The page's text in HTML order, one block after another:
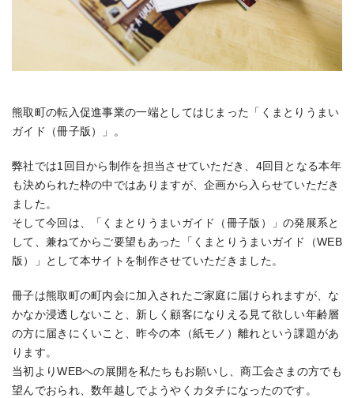
熊取町の転入促進事業の一端としてはじまった「くまとりうまい
ガイド（冊子版）」。
弊社では1回目から制作を担当させていただき、4回目となる本年
も決められた枠の中ではありますが、企画から入らせていただき
ました。
そして今回は、「くまとりうまいガイド（冊子版）」の発展系と
して、兼ねてからご要望もあった「くまとりうまいガイド（WEB
版）」として本サイトを制作させていただきました。
冊子は熊取町の町内会に加入されたご家庭に届けられますが、な
かなか浸透しないこと、新しく顧客になりえる見て欲しい年齢層
の方に届きにくいこと、昨今の本（紙モノ）離れという課題があ
ります。
当初よりWEBへの展開を私たちもお願いし、商工会さまの方でも
望んでおられ、数年越しでようやくカタチになったのです。